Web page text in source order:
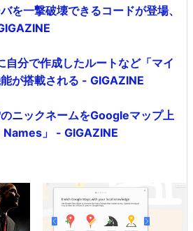
を一撃破壊できるコードが登場、
分で作成したルートなど「マイ
が搭載される - GIGAZINE
ニックネームをGoogleマップ上
」 - GIGAZINE